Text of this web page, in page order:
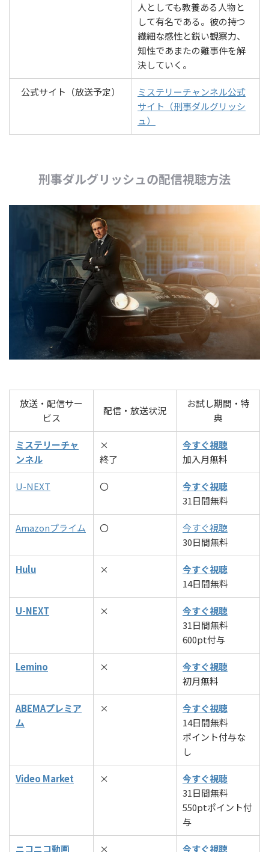
人としても教養ある人物と
して有名である。彼の持つ
繊細な感性と鋭い観察力、
知性であまたの難事件を解
決していく。
公式サイト（放送予定）
ミステリーチャンネル公式
サイト（刑事ダルグリッシ
ュ）
刑事ダルグリッシュの配信視聴方法
放送・配信サー
ビス
配信・放送状況
お試し期間・特
典
ミステリーチャ
ンネル
×
終了
今すぐ視聴
加入月無料
U-NEXT 〇
今すぐ視聴
31日間無料
Amazonプライム 〇
今すぐ視聴
30日間無料
Hulu ×
今すぐ視聴
14日間無料
U-NEXT ×
今すぐ視聴
31日間無料
600pt付与
Lemino ×
今すぐ視聴
初月無料
ABEMAプレミア
ム
×
今すぐ視聴
14日間無料
ポイント付与な
し
Video Market ×
今すぐ視聴
31日間無料
550ptポイント付
与
ニコニコ動画 × 今すぐ視聴